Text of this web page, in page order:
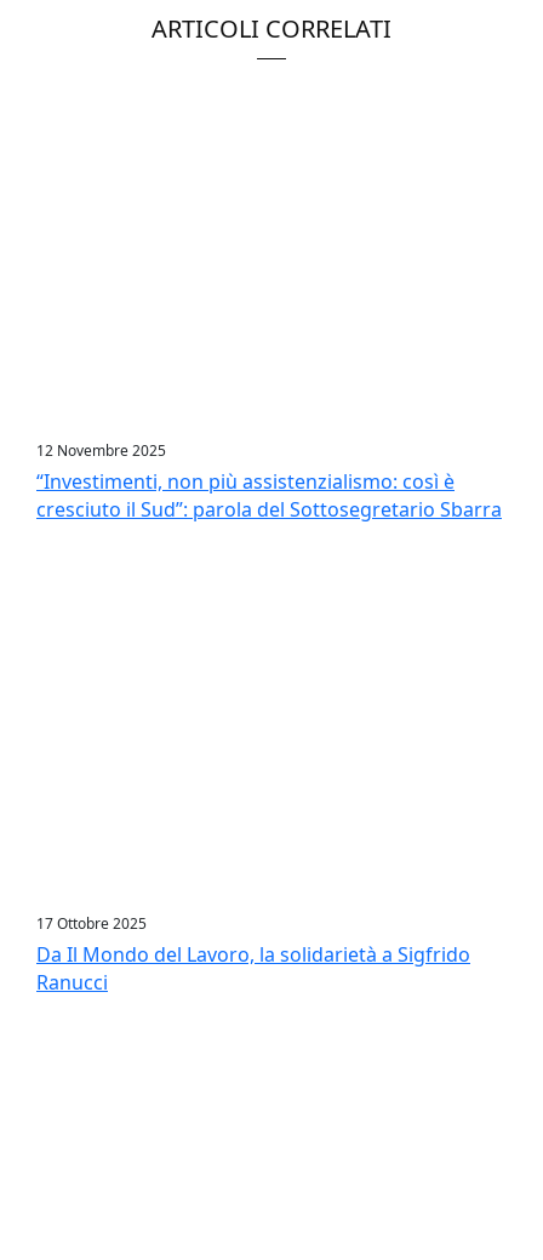
ARTICOLI CORRELATI
12 Novembre 2025
“Investimenti, non più assistenzialismo: così è
cresciuto il Sud”: parola del Sottosegretario Sbarra
17 Ottobre 2025
Da Il Mondo del Lavoro, la solidarietà a Sigfrido
Ranucci